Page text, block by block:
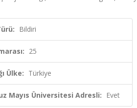
Bildiri
25
Ülke: Türkiye
Mayıs Üniversitesi Adresli: Evet